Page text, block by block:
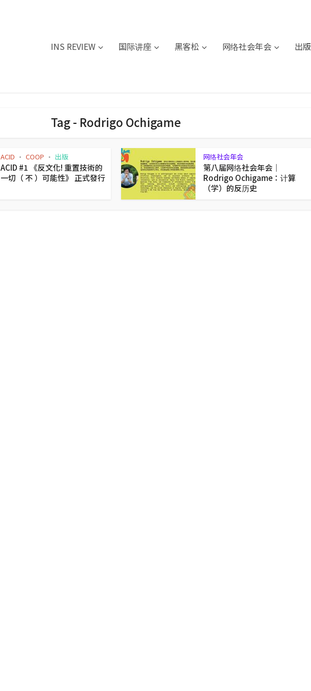
INS REVIEW 国际讲座 黑客松 网络社会年会 出版
Tag - Rodrigo Ochigame
ACID • COOP • 出版
ACID #1 《反⽂化! 重置技術的
一切（ 不 ）可能性》 正式發行
网络社会年会
第八届网络社会年会｜
Rodrigo Ochigame：计算
（学）的反历史